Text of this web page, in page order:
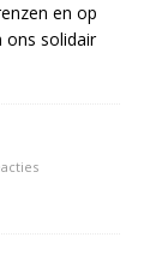
en op
ons solidair